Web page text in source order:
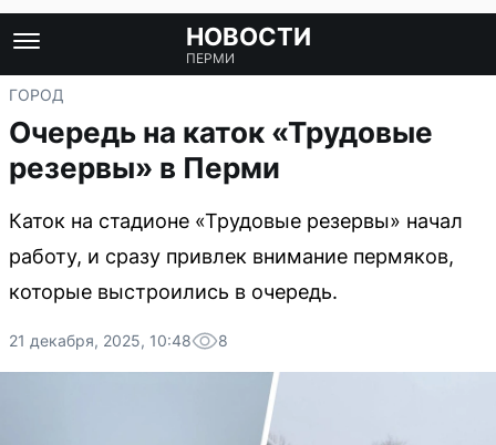
НОВОСТИ
ПЕРМИ
ГОРОД
Очередь на каток «Трудовые
резервы» в Перми
Каток на стадионе «Трудовые резервы» начал
работу, и сразу привлек внимание пермяков,
которые выстроились в очередь.
21 декабря, 2025, 10:48 8